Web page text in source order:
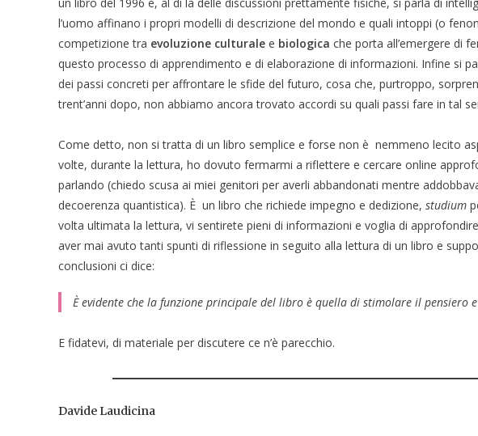
l’uomo affinano i propri modelli di descrizione del mondo e quali intoppi (o
competizione tra evoluzione culturale e biologica che porta all’emergere di
questo processo di apprendimento e di elaborazione di informazioni. Infine si
dei passi concreti per affrontare le sfide del futuro, cosa che, purtroppo,
trent’anni dopo, non abbiamo ancora trovato accordi su quali passi fare in tal
Come detto, non si tratta di un libro semplice e forse non è nemmeno lecito
volte, durante la lettura, ho dovuto fermarmi a riflettere e cercare online
parlando (chiedo scusa ai miei genitori per averli abbandonati mentre
decoerenza quantistica). È un libro che richiede impegno e dedizione, studium
volta ultimata la lettura, vi sentirete pieni di informazioni e voglia di
aver mai avuto tanti spunti di riflessione in seguito alla lettura di un libro e
conclusioni ci dice:
È evidente che la funzione principale del libro è quella di stimolare il pensiero
E fidatevi, di materiale per discutere ce n’è parecchio.
Davide Laudicina